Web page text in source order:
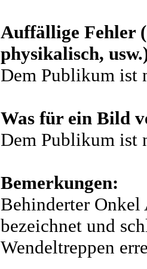
Auffällige Fehler
physikalisch,
Dem Publikum ist
Was für ein Bild
Dem Publikum ist
Bemerkungen:
Behinderter
bezeichnet und
Wendeltreppen